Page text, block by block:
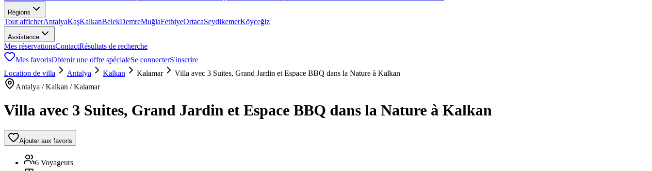
Régions
Tout afficherAntalyaKaşKalkanBelekDemreMuğlaFethiyeOrtacaSeydikemerKöyceğiz
Assistance
Mes réservationsContactRésultats de recherche
Mes favorisObtenir une offre spécialeSe connecterS'inscrire
Location de villa
Antalya Kalkan Kalamar
Villa avec 3 Suites, Grand Jardin et Espace BBQ dans la Nature à Kalkan
Antalya / Kalkan / Kalamar
Villa avec 3 Suites, Grand Jardin et Espace BBQ dans la Nature à Kalkan
Ajouter aux favoris
6 Voyageurs